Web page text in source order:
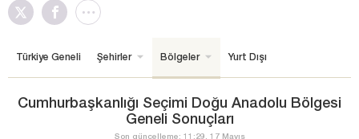
Türkiye Geneli Şehirler Bölgeler Yurt Dışı
Cumhurbaşkanlığı Seçimi Doğu Anadolu Bölgesi
Geneli Sonuçları
Son güncelleme: 11:29, 17 Mayıs